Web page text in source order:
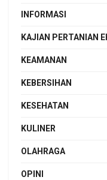
INFORMASI
KAJIAN PERTANIAN
KEAMANAN
KEBERSIHAN
KESEHATAN
KULINER
OLAHRAGA
OPINI